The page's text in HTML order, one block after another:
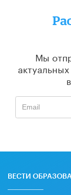
Мы
ВЕСТИ